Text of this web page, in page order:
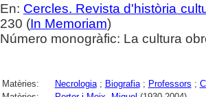
En: Cercles. Revista d'història
230 (In Memoriam)
Número monogràfic: La cultura
Matèries: Necrologia; Biografia; Professors ;